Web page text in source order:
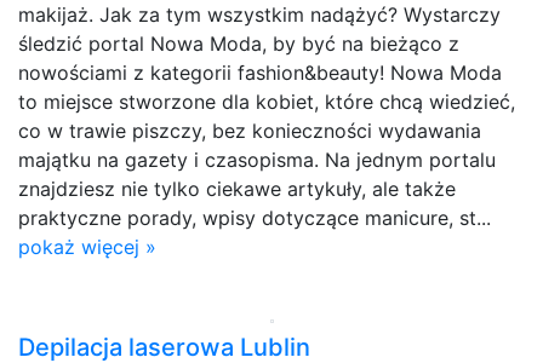
makijaż. Jak za tym wszystkim nadążyć? Wystarczy
śledzić portal Nowa Moda, by być na bieżąco z
nowościami z kategorii fashion&beauty! Nowa Moda
to miejsce stworzone dla kobiet, które chcą wiedzieć,
co w trawie piszczy, bez konieczności wydawania
majątku na gazety i czasopisma. Na jednym portalu
znajdziesz nie tylko ciekawe artykuły, ale także
praktyczne porady, wpisy dotyczące manicure, st...
pokaż więcej »
Depilacja laserowa Lublin